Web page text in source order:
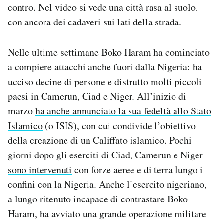
contro. Nel video si vede una città rasa al suolo,
con ancora dei cadaveri sui lati della strada.
Nelle ultime settimane Boko Haram ha cominciato
a compiere attacchi anche fuori dalla Nigeria: ha
ucciso decine di persone e distrutto molti piccoli
paesi in Camerun, Ciad e Niger. All’inizio di
marzoha anche annunciato la sua fedeltà allo Stato
Islamico (o ISIS), con cui condivide l’obiettivo
della creazione di un Califfato islamico. Pochi
giorni dopo gli eserciti di Ciad, Camerun e Niger
sono intervenuti con forze aeree e di terra lungo i
confini con la Nigeria. Anche l’esercito nigeriano,
a lungo ritenuto incapace di contrastare Boko
Haram, ha avviato una grande operazione militare